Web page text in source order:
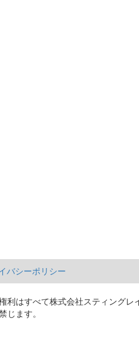
バシーポリシー
はすべて株式会社スティングレ
じます。